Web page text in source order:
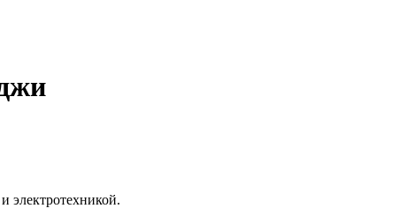
электротехникой.